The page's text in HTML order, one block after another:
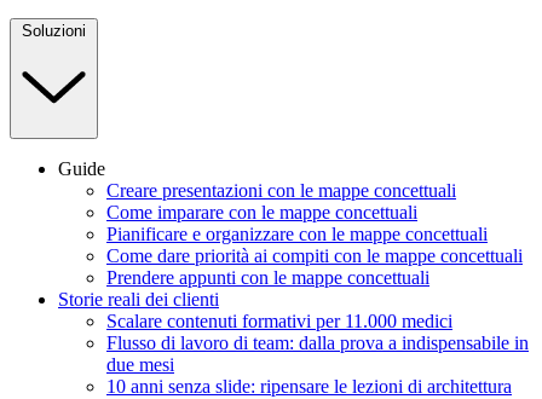
Soluzioni
Guide
Creare presentazioni con le mappe concettuali
Come imparare con le mappe concettuali
Pianificare e organizzare con le mappe concettuali
Come dare priorità ai compiti con le mappe concettuali
Prendere appunti con le mappe concettuali
Storie reali dei clienti
Scalare contenuti formativi per 11.000 medici
Flusso di lavoro di team: dalla prova a indispensabile in
due mesi
10 anni senza slide: ripensare le lezioni di architettura